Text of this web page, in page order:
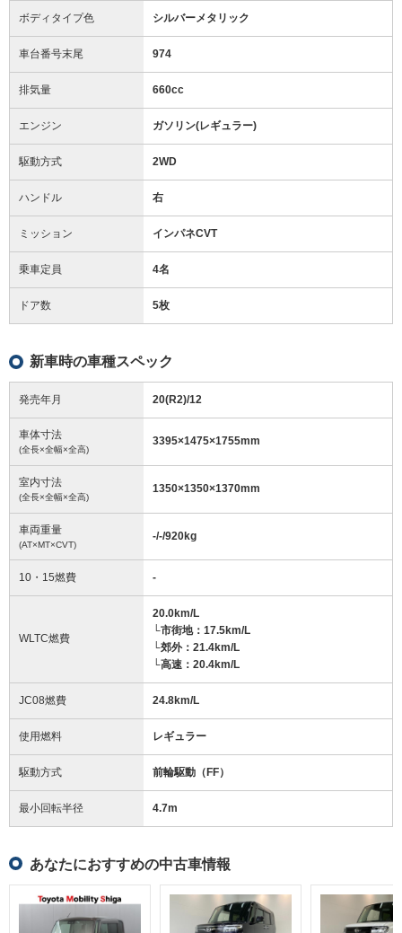
ボディタイプ色 シルバーメタリック
車台番号末尾 974
排気量 660cc
エンジン ガソリン(レギュラー)
駆動方式 2WD
ハンドル 右
ミッション インパネCVT
乗車定員 4名
ドア数 5枚
新車時の車種スペック
発売年月 20(R2)/12
車体寸法
(全長×全幅×全高)
3395×1475×1755mm
室内寸法
(全長×全幅×全高)
1350×1350×1370mm
車両重量
(AT×MT×CVT)
-/-/920kg
10・15燃費 -
WLTC燃費
20.0km/L
└市街地：17.5km/L
└郊外：21.4km/L
└高速：20.4km/L
JC08燃費 24.8km/L
使用燃料 レギュラー
駆動方式 前輪駆動（FF）
最小回転半径 4.7m
あなたにおすすめの中古車情報